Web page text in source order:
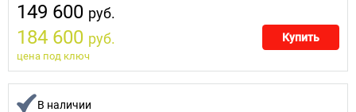
149 600 руб.
184 600 руб. Купить
цена под ключ
В наличии